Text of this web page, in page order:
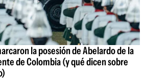
la posesión de Abelardo de la
de Colombia (y qué dicen sobre